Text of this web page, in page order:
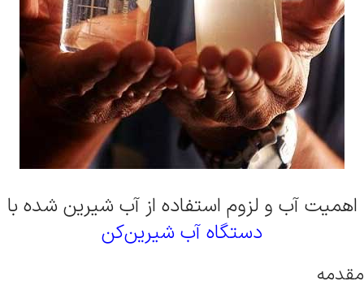
اهمیت آب و لزوم استفاده از آب شیرین شده با
دستگاه آب شیرین‌کن
مقدمه